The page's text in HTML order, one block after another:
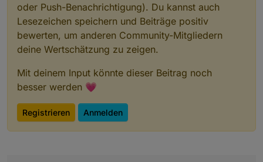
oder Push-Benachrichtigung). Du kannst auch
Lesezeichen speichern und Beiträge positiv
bewerten, um anderen Community-Mitgliedern
deine Wertschätzung zu zeigen.
Mit deinem Input könnte dieser Beitrag noch
besser werden 💗
Registrieren Anmelden